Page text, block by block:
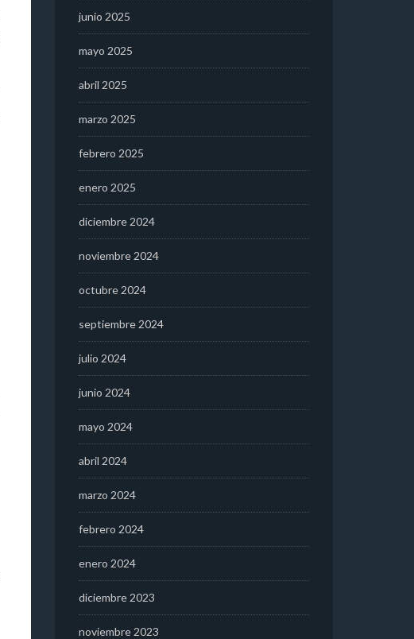
junio 2025
mayo 2025
abril 2025
marzo 2025
febrero 2025
enero 2025
diciembre 2024
noviembre 2024
octubre 2024
septiembre 2024
julio 2024
junio 2024
mayo 2024
abril 2024
marzo 2024
febrero 2024
enero 2024
diciembre 2023
noviembre 2023